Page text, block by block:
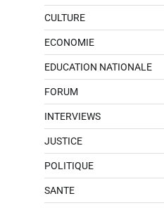
CULTURE
ECONOMIE
EDUCATION NATIONALE
FORUM
INTERVIEWS
JUSTICE
POLITIQUE
SANTE